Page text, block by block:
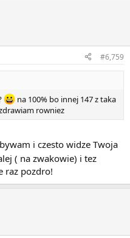
#6,759
na 100% bo innej 147 z taka
rowniez
i czesto widze Twoja
( na zwakowie) i tez
raz pozdro!